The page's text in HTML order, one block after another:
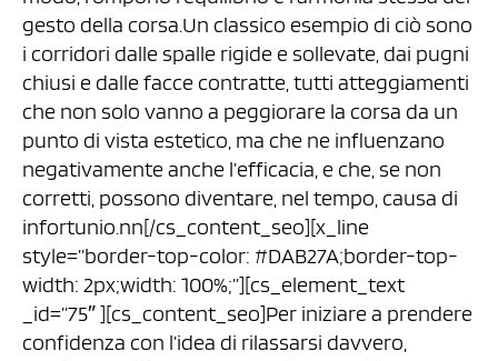
gesto della corsa.Un classico esempio di ciò sono
i corridori dalle spalle rigide e sollevate, dai pugni
chiusi e dalle facce contratte, tutti atteggiamenti
che non solo vanno a peggiorare la corsa da un
punto di vista estetico, ma che ne influenzano
negativamente anche l’efficacia, e che, se non
corretti, possono diventare, nel tempo, causa di
infortunio.nn[/cs_content_seo][x_line
style=”border-top-color: #DAB27A;border-top-
width: 2px;width: 100%;”][cs_element_text
_id=”75″ ][cs_content_seo]Per iniziare a prendere
confidenza con l’idea di rilassarsi davvero,